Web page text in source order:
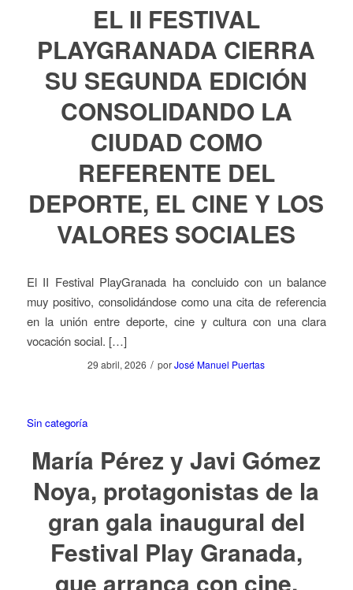
EL II FESTIVAL
PLAYGRANADA CIERRA
SU SEGUNDA EDICIÓN
CONSOLIDANDO LA
CIUDAD COMO
REFERENTE DEL
DEPORTE, EL CINE Y LOS
VALORES SOCIALES
El II Festival PlayGranada ha concluido con un balance
muy positivo, consolidándose como una cita de referencia
en la unión entre deporte, cine y cultura con una clara
vocación social. […]
29 abril, 2026 / porJosé Manuel Puertas
Sin categoría
María Pérez y Javi Gómez
Noya, protagonistas de la
gran gala inaugural del
Festival Play Granada,
que arranca con cine,